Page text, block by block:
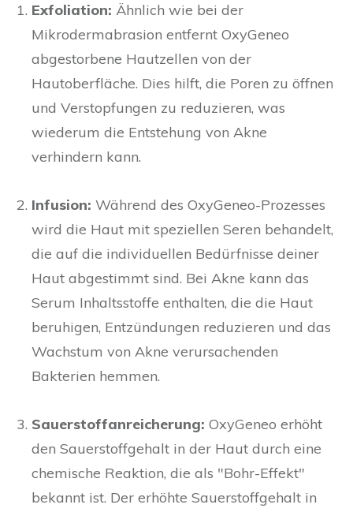
Exfoliation: Ähnlich wie bei der
Mikrodermabrasion entfernt OxyGeneo
abgestorbene Hautzellen von der
Hautoberfläche. Dies hilft, die Poren zu öffnen
und Verstopfungen zu reduzieren, was
wiederum die Entstehung von Akne
verhindern kann.
Infusion: Während des OxyGeneo-Prozesses
wird die Haut mit speziellen Seren behandelt,
die auf die individuellen Bedürfnisse deiner
Haut abgestimmt sind. Bei Akne kann das
Serum Inhaltsstoffe enthalten, die die Haut
beruhigen, Entzündungen reduzieren und das
Wachstum von Akne verursachenden
Bakterien hemmen.
Sauerstoffanreicherung: OxyGeneo erhöht
den Sauerstoffgehalt in der Haut durch eine
chemische Reaktion, die als "Bohr-Effekt"
bekannt ist. Der erhöhte Sauerstoffgehalt in